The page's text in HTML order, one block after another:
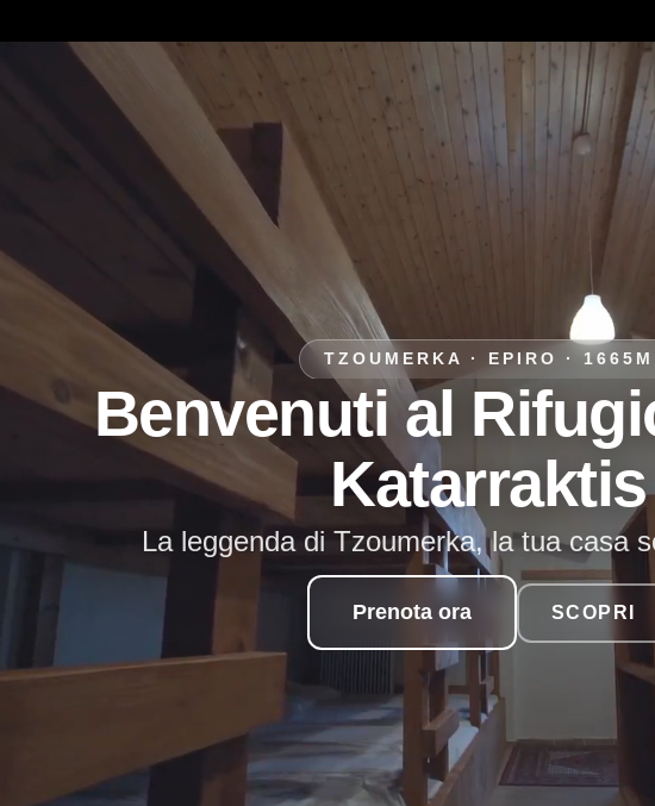
TZOUMERKA · EPIRO · 1665M
Benvenuti al
Katarraktis
La leggenda di Tzoumerka, la tua casa
Prenota ora SCOPRI